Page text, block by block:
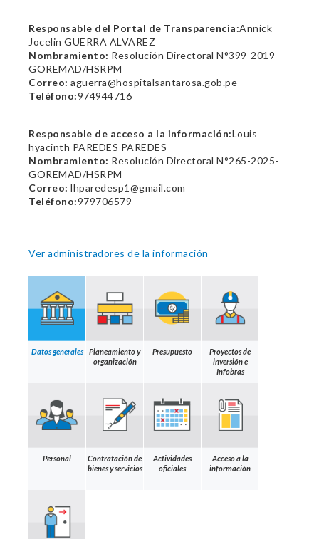
Responsable del Portal de Transparencia:Annick
Jocelin GUERRA ALVAREZ
Nombramiento: Resolución Directoral N°399-2019-
GOREMAD/HSRPM
Correo: aguerra@hospitalsantarosa.gob.pe
Teléfono:974944716
Responsable de acceso a la información:Louis
hyacinth PAREDES PAREDES
Nombramiento: Resolución Directoral N°265-2025-
GOREMAD/HSRPM
Correo: lhparedesp1@gmail.com
Teléfono:979706579
Ver administradores de la información
Datos generales
Planeamiento y
organización
Presupuesto
Proyectos de
inversión e
Infobras
Personal
Contratación de
bienes y servicios
Actividades
oficiales
Acceso a la
información